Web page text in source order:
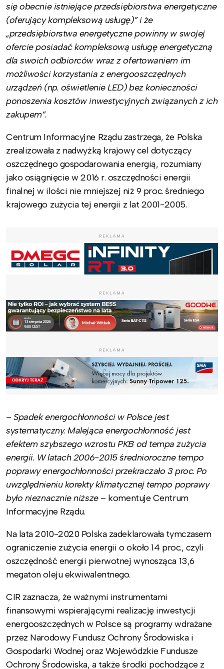
się obecnie istniejące przedsiębiorstwa energetyczne
(oferujący kompleksową usługę)” i że
„przedsiębiorstwa energetyczne powinny w swojej
ofercie posiadać kompleksową usługę energetyczną
dla swoich odbiorców wraz z ofertowaniem im
możliwości korzystania z energooszczędnych
urządzeń (np. oświetlenie LED) bez konieczności
ponoszenia kosztów inwestycyjnych związanych z ich
zakupem”.
Centrum Informacyjne Rządu zastrzega, że Polska
zrealizowała z nadwyżką krajowy cel dotyczący
oszczędnego gospodarowania energią, rozumiany
jako osiągnięcie w 2016 r. oszczędności energii
finalnej w ilości nie mniejszej niż 9 proc. średniego
krajowego zużycia tej energii z lat 2001-2005.
REKLAMA
REKLAMA
REKLAMA
– Spadek energochłonności w Polsce jest
systematyczny. Malejąca energochłonność jest
efektem szybszego wzrostu PKB od tempa zużycia
energii. W latach 2006-2015 średnioroczne tempo
poprawy energochłonności przekraczało 3 proc. Po
uwzględnieniu korekty klimatycznej tempo poprawy
było nieznacznie niższe – komentuje Centrum
Informacyjne Rządu.
Na lata 2010-2020 Polska zadeklarowała tymczasem
ograniczenie zużycia energii o około 14 proc., czyli
oszczędność energii pierwotnej wynosząca 13,6
megaton oleju ekwiwalentnego.
CIR zaznacza, że ważnymi instrumentami
finansowymi wspierającymi realizację inwestycji
energooszczędnych w Polsce są programy wdrażane
przez Narodowy Fundusz Ochrony Środowiska i
Gospodarki Wodnej oraz Wojewódzkie Fundusze
Ochrony Środowiska, a także środki pochodzące z